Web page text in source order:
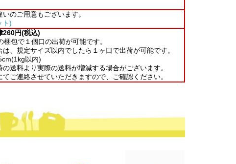
のご用意もございます。
ト)
260円(税込)
梱包で１個口の出荷が可能です。
、規定サイズ以内でしたら１ヶ口で出荷が可能です。
以内)
送料より実際の送料が増減する場合がございます。
ご連絡させていただきますので、ご確認ください。